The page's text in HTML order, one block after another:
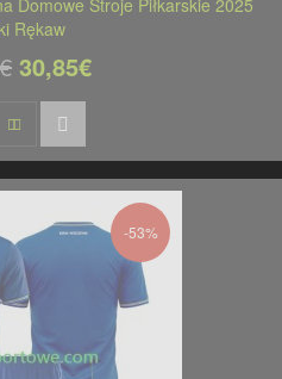
Domowe Stroje Piłkarskie 2025
Rękaw
30,85€
-53%